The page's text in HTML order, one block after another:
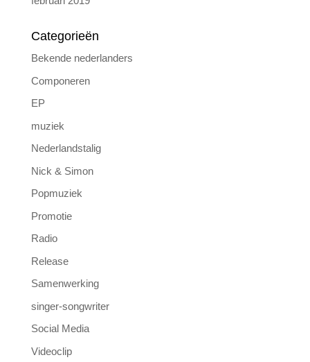
Categorieën
Bekende nederlanders
Componeren
EP
muziek
Nederlandstalig
Nick & Simon
Popmuziek
Promotie
Radio
Release
Samenwerking
singer-songwriter
Social Media
Videoclip